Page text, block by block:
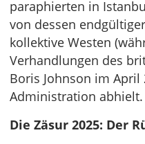
paraphierten in
von dessen
kollektive Westen
Verhandlungen des
Boris Johnson im April
Administration abhielt.
Die Zäsur 2025: Der